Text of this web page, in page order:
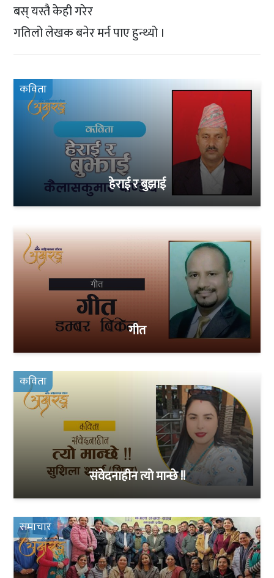
बस् यस्तै केही गरेर
गतिलो लेखक बनेर मर्न पाए हुन्थ्यो ।
कविता
हेराई र बुझाई
गीत
कविता
संवेदनाहीन त्यो मान्छे !!
समाचार